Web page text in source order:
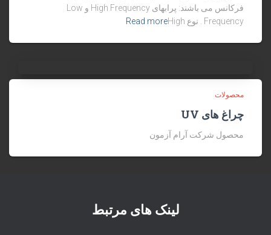
فرکانس می باشند: پرابهای High Frequency و Low
Frequency . نوع High
Read more
محصولات
چراغ های UV
محصول شرکت آرام آزمون
لینک های مرتبط